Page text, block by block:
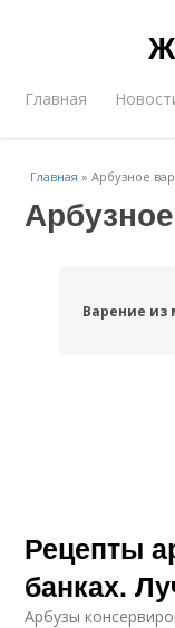
Главная
Главная »Арбузное
Варение из
Рецепты
банках.
Арбузы